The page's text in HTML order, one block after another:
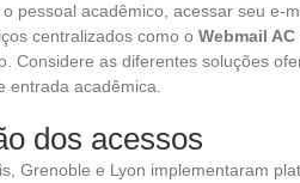
pessoal acadêmico, acessar seu e-
centralizados como o Webmail
Considere as diferentes soluções
entrada acadêmica.
dos acessos
Grenoble e Lyon implementaram